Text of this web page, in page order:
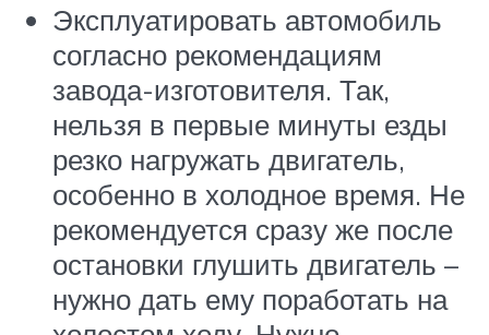
Эксплуатировать автомобиль
согласно рекомендациям
завода-изготовителя. Так,
нельзя в первые минуты езды
резко нагружать двигатель,
особенно в холодное время. Не
рекомендуется сразу же после
остановки глушить двигатель –
нужно дать ему поработать на